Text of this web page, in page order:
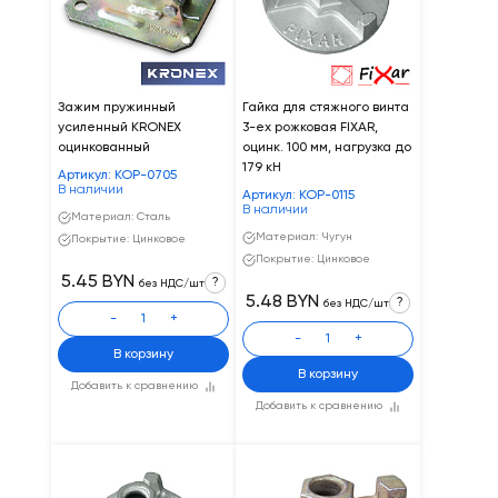
Зажим пружинный
усиленный KRONEX
оцинкованный
Артикул: KOP-0705
В наличии
Материал: Сталь
Покрытие: Цинковое
Добавить к сравнению
5.45 BYN без НДС/шт ?
- +
В корзину
Гайка для стяжного винта
3-ех рожковая FIXAR,
оцинк. 100 мм, нагрузка до
179 кН
Артикул: КОР-0115
В наличии
Материал: Чугун
Покрытие: Цинковое
Добавить к сравнению
5.48 BYN без НДС/шт ?
- +
В корзину